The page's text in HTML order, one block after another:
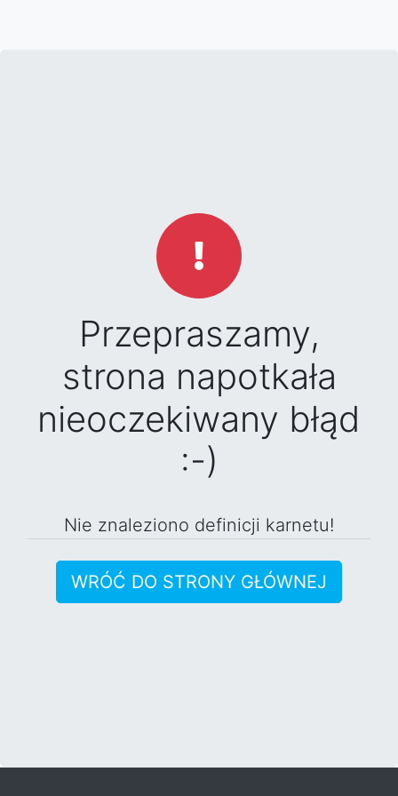
Przepraszamy,
strona napotkała
nieoczekiwany błąd
:-)
Nie znaleziono definicji karnetu!
WRÓĆ DO STRONY GŁÓWNEJ